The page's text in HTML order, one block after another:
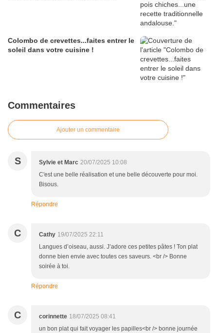
Colombo de crevettes...faites entrer le
soleil dans votre cuisine !
Commentaires
Ajouter un commentaire
S Sylvie et Marc 20/07/2025 10:08
C'est une belle réalisation et une belle découverte pour moi.
Bisous.
Répondre
C Cathy 19/07/2025 22:11
Langues d’oiseau, aussi. J’adore ces petites pâtes ! Ton plat
donne bien envie avec toutes ces saveurs. <br /> Bonne
soirée à toi.
Répondre
C corinnette 18/07/2025 08:41
un bon plat qui fait voyager les papilles<br /> bonne journée